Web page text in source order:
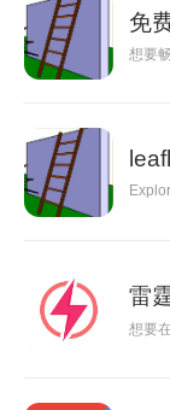
免
想要
雷
想要